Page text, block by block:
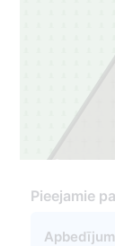
3
Pieejamie